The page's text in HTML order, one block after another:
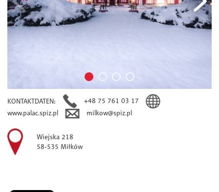
KONTAKTDATEN:
+48 75 761 03 17
www.palac.spiz.pl
milkow@spiz.pl
Wiejska 218
58-535 Miłków